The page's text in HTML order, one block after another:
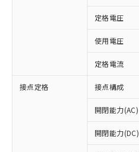
定格電圧
使用電圧
定格電流
接点定格 接点構成
開閉能力(AC)
開閉能力(DC)